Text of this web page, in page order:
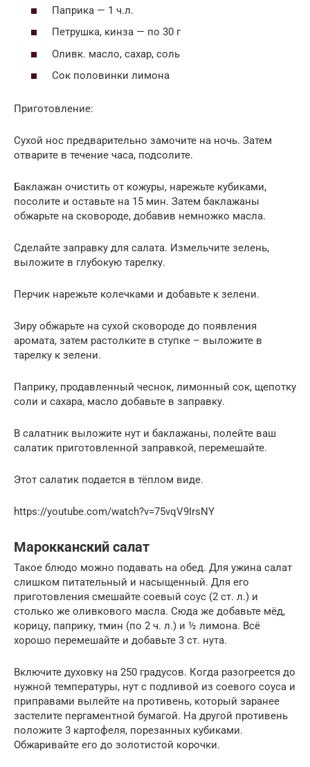
Паприка — 1 ч.л.
Петрушка, кинза — по 30 г
Оливк. масло, сахар, соль
Сок половинки лимона
Приготовление:
Сухой нос предварительно замочите на ночь. Затем
отварите в течение часа, подсолите.
Баклажан очистить от кожуры, нарежьте кубиками,
посолите и оставьте на 15 мин. Затем баклажаны
обжарьте на сковороде, добавив немножко масла.
Сделайте заправку для салата. Измельчите зелень,
выложите в глубокую тарелку.
Перчик нарежьте колечками и добавьте к зелени.
Зиру обжарьте на сухой сковороде до появления
аромата, затем растолките в ступке – выложите в
тарелку к зелени.
Паприку, продавленный чеснок, лимонный сок, щепотку
соли и сахара, масло добавьте в заправку.
В салатник выложите нут и баклажаны, полейте ваш
салатик приготовленной заправкой, перемешайте.
Этот салатик подается в тёплом виде.
https://youtube.com/watch?v=75vqV9IrsNY
Марокканский салат
Такое блюдо можно подавать на обед. Для ужина салат
слишком питательный и насыщенный. Для его
приготовления смешайте соевый соус (2 ст. л.) и
столько же оливкового масла. Сюда же добавьте мёд,
корицу, паприку, тмин (по 2 ч. л.) и ½ лимона. Всё
хорошо перемешайте и добавьте 3 ст. нута.
Включите духовку на 250 градусов. Когда разогреется до
нужной температуры, нут с подливой из соевого соуса и
приправами вылейте на противень, который заранее
застелите пергаментной бумагой. На другой противень
положите 3 картофеля, порезанных кубиками.
Обжаривайте его до золотистой корочки.